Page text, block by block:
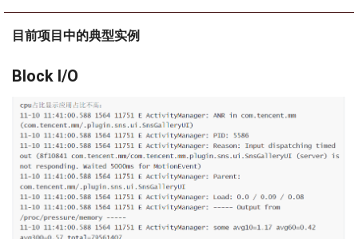
目前项目中的典型实例
Block I/O